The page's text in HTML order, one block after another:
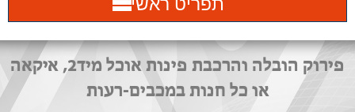
פירוק הובלה והרכבת פינות אוכל מיד2, איקאה
או כל חנות במכבים-רעות